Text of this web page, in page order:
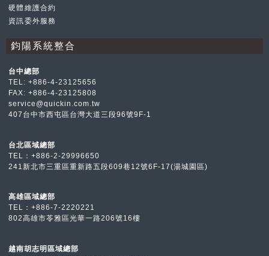
硬體維護合約
資訊委外服務
鈞陽系統整合
台中總部
TEL:+886-4-23125656
FAX: +886-4-23125808
service@quickin.com.tw
407台中市西屯區台灣大道三段96號9F-1
台北區域總部
TEL：+886-2-29996650
241新北市三重區重新路五段609巷12號6F-17(湯城園區)
高雄區域總部
TEL：+886-7-2220221
802高雄市苓雅區光華一路206號16樓
越南胡志明區域總部